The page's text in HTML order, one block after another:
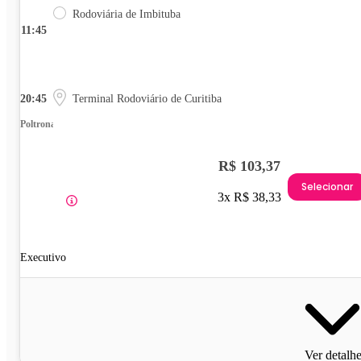
11:45
Rodoviária de Imbituba
20:45 Terminal Rodoviário de Curitiba
Poltrona
Executivo
R$ 103,37
3x R$ 38,33
Selecionar
Ver